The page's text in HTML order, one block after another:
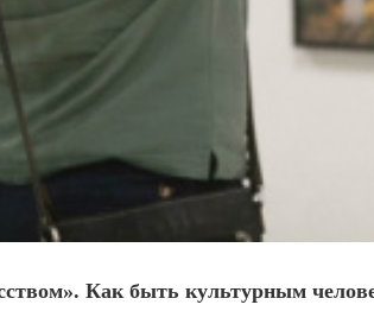
Как быть культурным